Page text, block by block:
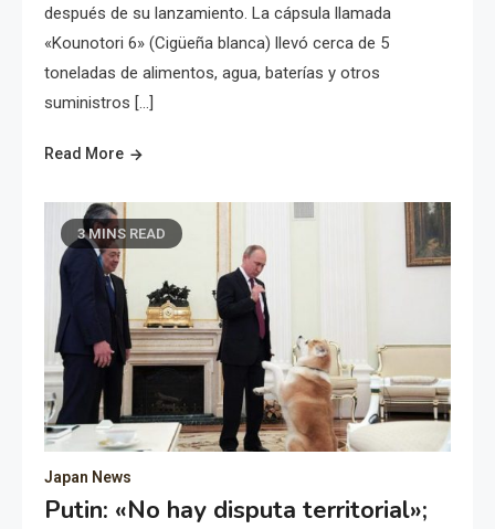
después de su lanzamiento. La cápsula llamada
«Kounotori 6» (Cigüeña blanca) llevó cerca de 5
toneladas de alimentos, agua, baterías y otros
suministros […]
Read More
3 MINS READ
Japan News
Putin: «No hay disputa territorial»;